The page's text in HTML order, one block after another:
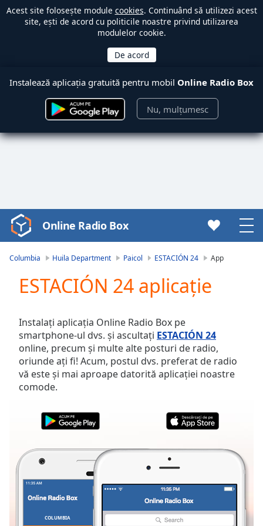
Acest site folosește module cookies. Continuând să utilizezi acest
site, ești de acord cu politicile noastre privind utilizarea
modulelor cookie.
Instalează aplicația gratuită pentru mobil Online Radio Box
Nu, mulțumesc
Video
Player
Video
Skip
Backward
Skip
Forward
Mute
Current
Time0:00
Duration-:-
Stream
Type
LIVE
Seek to
currently
Online Radio Box
Columbia Huila Department Paicol ESTACIÓN 24 App
ESTACIÓN 24 aplicație
Instalați aplicația Online Radio Box pe
smartphone-ul dvs. și ascultați ESTACIÓN 24
online, precum și multe alte posturi de radio,
oriunde ați fi! Acum, postul dvs. preferat de radio
vă este și mai aproape datorită aplicației noastre
comode.
COLUMBIA